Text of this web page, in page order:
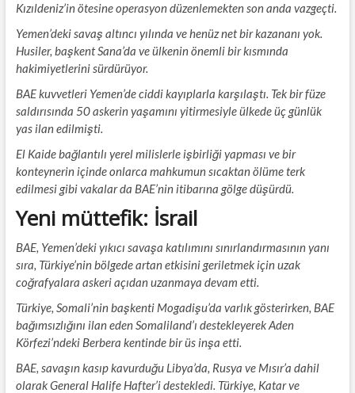
Kızıldeniz’in ötesine operasyon düzenlemekten son anda vazgeçti.
Yemen’deki savaş altıncı yılında ve henüz net bir kazananı yok.
Husiler, başkent Sana’da ve ülkenin önemli bir kısmında
hakimiyetlerini sürdürüyor.
BAE kuvvetleri Yemen’de ciddi kayıplarla karşılaştı. Tek bir füze
saldırısında 50 askerin yaşamını yitirmesiyle ülkede üç günlük
yas ilan edilmişti.
El Kaide bağlantılı yerel milislerle işbirliği yapması ve bir
konteynerin içinde onlarca mahkumun sıcaktan ölüme terk
edilmesi gibi vakalar da BAE’nin itibarına gölge düşürdü.
Yeni müttefik: İsrail
BAE, Yemen’deki yıkıcı savaşa katılımını sınırlandırmasının yanı
sıra, Türkiye’nin bölgede artan etkisini geriletmek için uzak
coğrafyalara askeri açıdan uzanmaya devam etti.
Türkiye, Somali’nin başkenti Mogadişu’da varlık gösterirken, BAE
bağımsızlığını ilan eden Somaliland’ı destekleyerek Aden
Körfezi’ndeki Berbera kentinde bir üs inşa etti.
BAE, savaşın kasıp kavurduğu Libya’da, Rusya ve Mısır’a dahil
olarak General Halife Hafter’i destekledi. Türkiye, Katar ve